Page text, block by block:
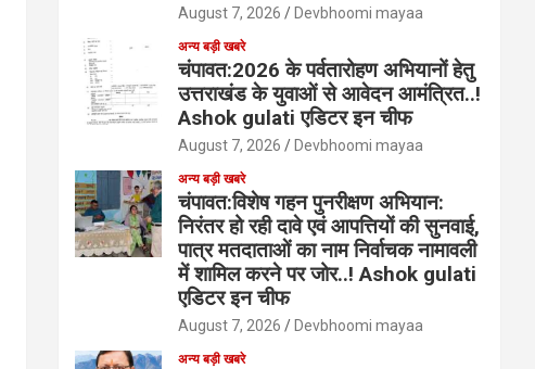
August 7, 2026 Devbhoomi mayaa
अन्य बड़ी खबरे
चंपावत:2026 के पर्वतारोहण अभियानों हेतु
उत्तराखंड के युवाओं से आवेदन आमंत्रित..!
Ashok gulati एडिटर इन चीफ
August 7, 2026 Devbhoomi mayaa
अन्य बड़ी खबरे
चंपावत:विशेष गहन पुनरीक्षण अभियान:
निरंतर हो रही दावे एवं आपत्तियों की सुनवाई,
पात्र मतदाताओं का नाम निर्वाचक नामावली
में शामिल करने पर जोर..! Ashok gulati
एडिटर इन चीफ
August 7, 2026 Devbhoomi mayaa
अन्य बड़ी खबरे